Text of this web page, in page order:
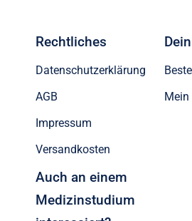
Rechtliches
Datenschutzerklärung
AGB
Impressum
Versandkosten
Mein
Auch an einem
Medizinstudium